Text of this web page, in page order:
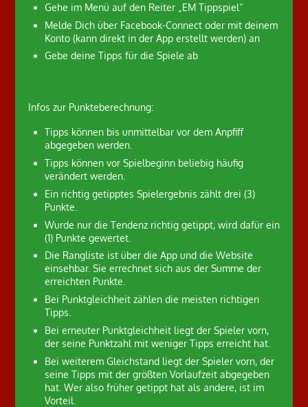
Gehe im Menü auf den Reiter „EM Tippspiel“
Melde Dich über Facebook-Connect oder mit deinem
Konto (kann direkt in der App erstellt werden) an
Gebe deine Tipps für die Spiele ab
Infos zur Punkteberechnung:
Tipps können bis unmittelbar vor dem Anpfiff
abgegeben werden.
Tipps können vor Spielbeginn beliebig häufig
verändert werden.
Ein richtig getipptes Spielergebnis zählt drei (3)
Punkte.
Wurde nur die Tendenz richtig getippt, wird dafür ein
(1) Punkte gewertet.
Die Rangliste ist über die App und die Website
einsehbar. Sie errechnet sich aus der Summe der
erreichten Punkte.
Bei Punktgleichheit zählen die meisten richtigen
Tipps.
Bei erneuter Punktgleichheit liegt der Spieler vorn,
der seine Punktzahl mit weniger Tipps erreicht hat.
Bei weiterem Gleichstand liegt der Spieler vorn, der
seine Tipps mit der größten Vorlaufzeit abgegeben
hat. Wer also früher getippt hat als andere, ist im
Vorteil.